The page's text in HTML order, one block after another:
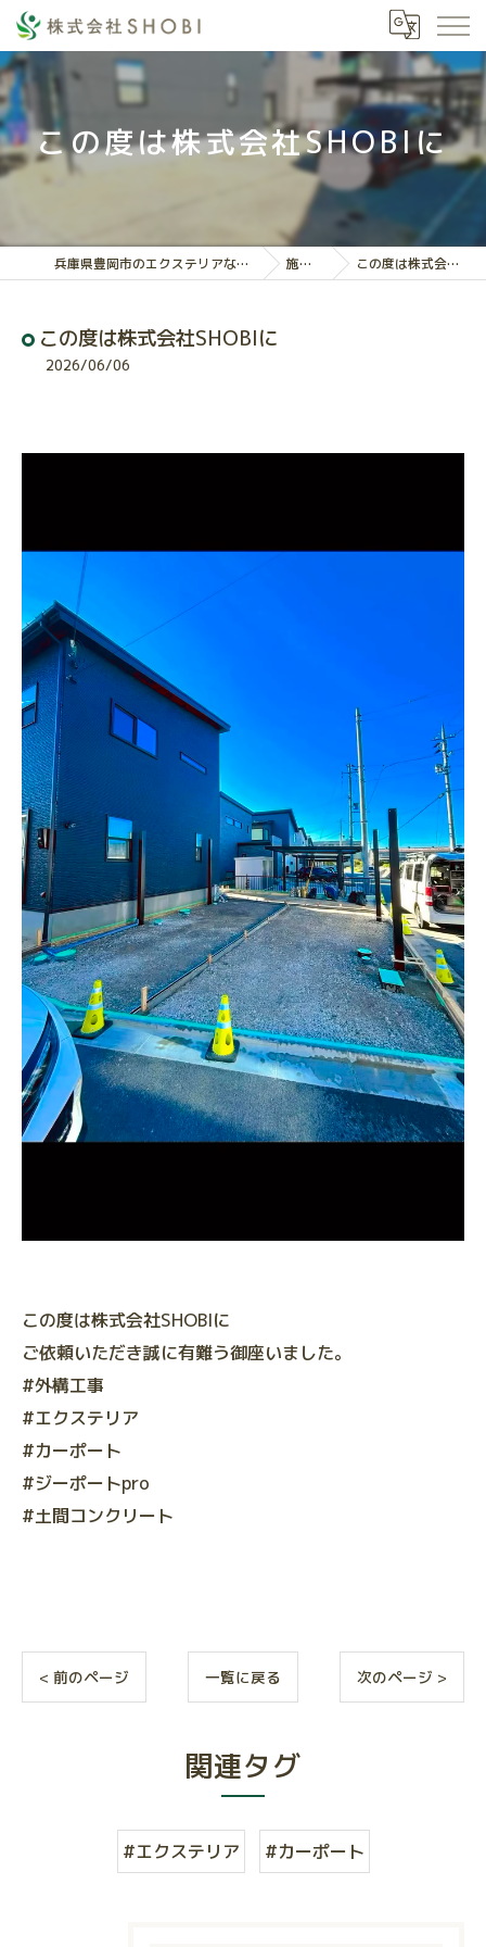
この度は株式会社SHOBIに
兵庫県豊岡市のエクステリアなら株式会社SHOBI 施工実績 この度は株式会社SHOBIに
この度は株式会社SHOBIに
2026/06/06
この度は株式会社SHOBIに
ご依頼いただき誠に有難う御座いました。
#外構工事
#エクステリア
#カーポート
#ジーポートpro
#土間コンクリート
< 前のページ 一覧に戻る 次のページ >
関連タグ
#エクステリア #カーポート